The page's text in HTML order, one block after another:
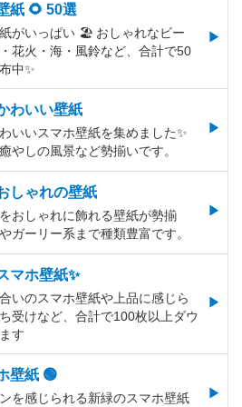
紙 🌻 50選
がいっぱい 🏖 おしゃれなビー
花火・海・風鈴など、合計で50
中✨
わいい壁紙
いいスマホ壁紙を集めました✨
やしの風景など勢揃いです。
しゃれの壁紙
おしゃれに飾れる壁紙が勢揃
ガーリー系まで種類豊富です。
マホ壁紙✨
いのスマホ壁紙や上品に感じら
受けなど、合計で100枚以上ダウ
す
壁紙 🟢
を感じられる新緑のスマホ壁紙